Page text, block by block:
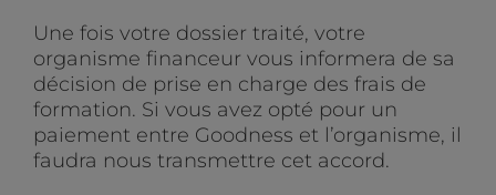
Une fois votre dossier traité, votre
organisme financeur vous informera de sa
décision de prise en charge des frais de
formation. Si vous avez opté pour un
paiement entre Goodness et l’organisme, il
faudra nous transmettre cet accord.